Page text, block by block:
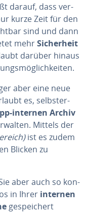
darauf, dass ver­
kurze Zeit für den
sind und dann
mehrSi­cher­heit
darüber hinaus
aber eine neue
es, selbst­er­
internen Archiv
Mittels der
ist es zudem
Blicken zu
aber auch so kon­
in Ihrer internen
ge­spei­chert